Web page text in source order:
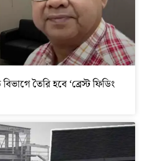
তৈরি হবে ‘ব্রেস্ট ফিডিং